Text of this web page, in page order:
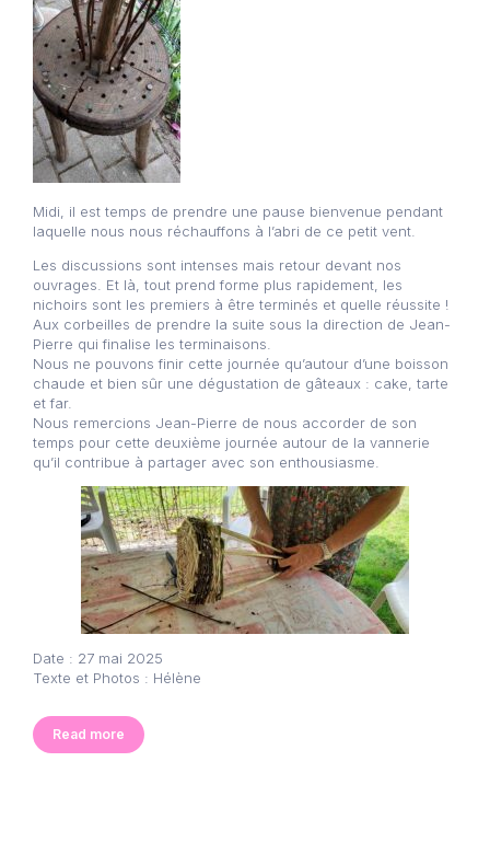
Midi, il est temps de prendre une pause bienvenue pendant
laquelle nous nous réchauffons à l’abri de ce petit vent.
Les discussions sont intenses mais retour devant nos
ouvrages. Et là, tout prend forme plus rapidement, les
nichoirs sont les premiers à être terminés et quelle réussite !
Aux corbeilles de prendre la suite sous la direction de Jean-
Pierre qui finalise les terminaisons.
Nous ne pouvons finir cette journée qu’autour d’une boisson
chaude et bien sûr une dégustation de gâteaux : cake, tarte
et far.
Nous remercions Jean-Pierre de nous accorder de son
temps pour cette deuxième journée autour de la vannerie
qu’il contribue à partager avec son enthousiasme.
Date : 27 mai 2025
Texte et Photos : Hélène
Read more